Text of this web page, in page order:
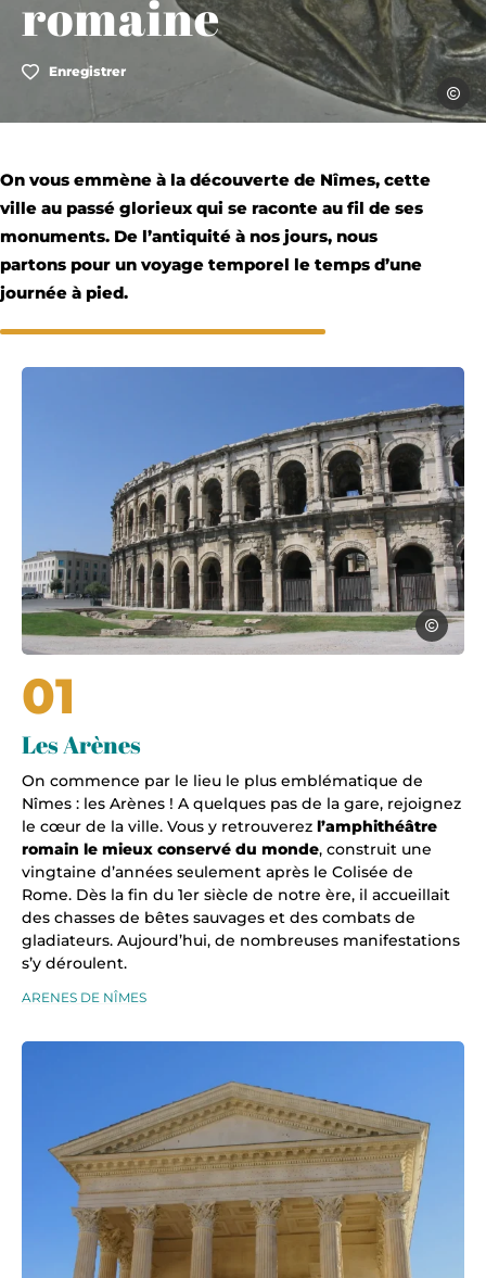
Gard
romaine
Enregistrer
On vous emmène à la découverte de Nîmes, cette
ville au passé glorieux qui se raconte au fil de ses
monuments. De l’antiquité à nos jours, nous
partons pour un voyage temporel le temps d’une
journée à pied.
01
Les Arènes
On commence par le lieu le plus emblématique de
Nîmes : les Arènes ! A quelques pas de la gare, rejoignez
le cœur de la ville. Vous y retrouverez l’amphithéâtre
romain le mieux conservé du monde, construit une
vingtaine d’années seulement après le Colisée de
Rome. Dès la fin du 1er siècle de notre ère, il accueillait
des chasses de bêtes sauvages et des combats de
gladiateurs. Aujourd’hui, de nombreuses manifestations
s’y déroulent.
ARENES DE NÎMES
OT Nimes
La Maison Carré, inscrite au patrimoine mondial de l’Unesco, © Gard